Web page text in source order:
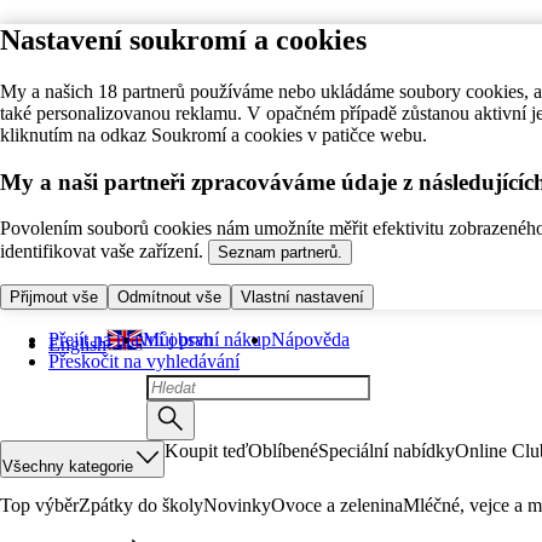
Nastavení soukromí a cookies
My a našich 18 partnerů používáme nebo ukládáme soubory
také personalizovanou reklamu. V opačném případě zůstanou
kliknutím na odkaz Soukromí a cookies v patičce webu.
My a naši partneři zpracováváme údaje z
Povolením souborů cookies nám umožníte měřit efektivitu
identifikovat vaše zařízení.
Seznam partnerů.
Přijmout vše Odmítnout vše Vlastní nastavení
Přejít na hlavní obsah
Přeskočit na vyhledávání
English Můj první nákupNápověda
Všechny kategorie
Koupit teďOblíbenéSpeciální nabídkyOnline
Top výběrZpátky do školyNovinkyOvoce a zeleninaMléčné, vejce a